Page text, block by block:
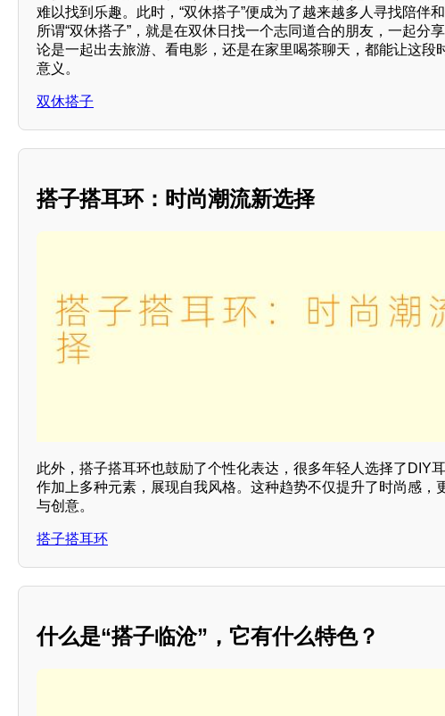
难以找到乐趣。此时，“双休搭子”便成为了越来越多人寻找陪伴
所谓“双休搭子”，就是在双休日找一个志同道合的朋友，一起分
论是一起出去旅游、看电影，还是在家里喝茶聊天，都能让这段
意义。
双休搭子
搭子搭耳环：时尚潮流新选择
此外，搭子搭耳环也鼓励了个性化表达，很多年轻人选择了DIY
作加上多种元素，展现自我风格。这种趋势不仅提升了时尚感，
与创意。
搭子搭耳环
什么是“搭子临沧”，它有什么特色？